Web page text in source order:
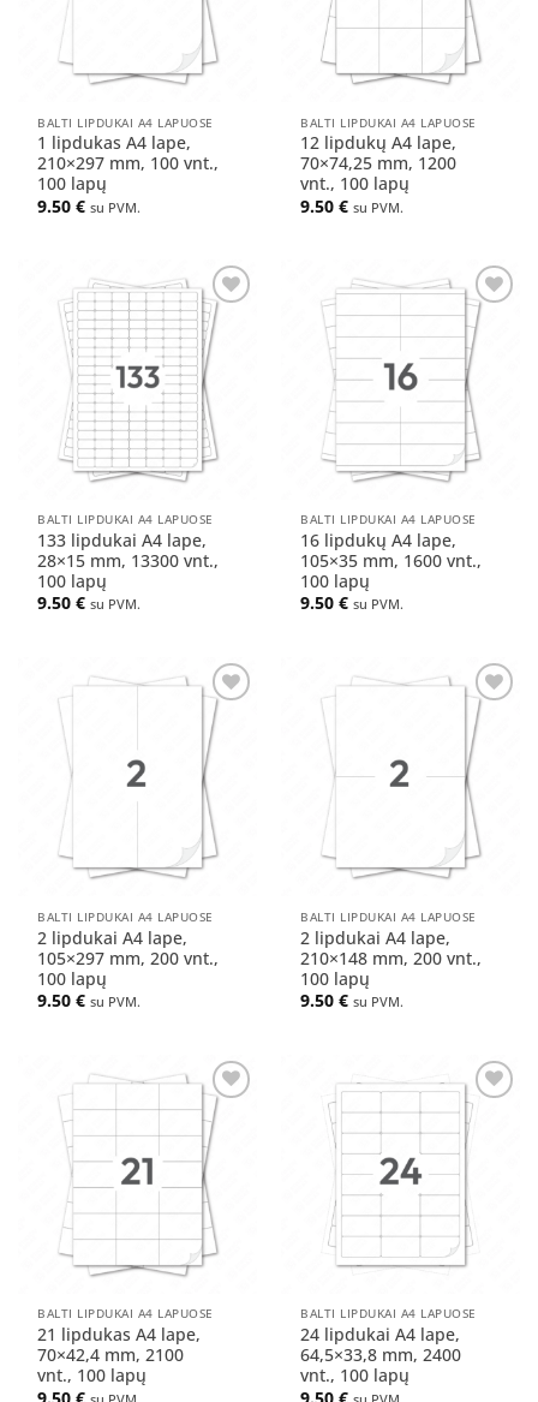
BALTI LIPDUKAI A4 LAPUOSE
1 lipdukas A4 lape,
210×297 mm, 100 vnt.,
100 lapų
9.50€ su PVM.
BALTI LIPDUKAI A4 LAPUOSE
12 lipdukų A4 lape,
70×74,25 mm, 1200
vnt., 100 lapų
9.50€ su PVM.
Pridėti
į norų
sąrašą
BALTI LIPDUKAI A4 LAPUOSE
133 lipdukai A4 lape,
28×15 mm, 13300 vnt.,
100 lapų
9.50€ su PVM.
Pridėti
į norų
sąrašą
BALTI LIPDUKAI A4 LAPUOSE
16 lipdukų A4 lape,
105×35 mm, 1600 vnt.,
100 lapų
9.50€ su PVM.
Pridėti
į norų
sąrašą
BALTI LIPDUKAI A4 LAPUOSE
2 lipdukai A4 lape,
105×297 mm, 200 vnt.,
100 lapų
9.50€ su PVM.
Pridėti
į norų
sąrašą
BALTI LIPDUKAI A4 LAPUOSE
2 lipdukai A4 lape,
210×148 mm, 200 vnt.,
100 lapų
9.50€ su PVM.
Pridėti
į norų
sąrašą
BALTI LIPDUKAI A4 LAPUOSE
21 lipdukas A4 lape,
70×42,4 mm, 2100
vnt., 100 lapų
9.50€
Pridėti
į norų
sąrašą
BALTI LIPDUKAI A4 LAPUOSE
24 lipdukai A4 lape,
64,5×33,8 mm, 2400
vnt., 100 lapų
9.50€